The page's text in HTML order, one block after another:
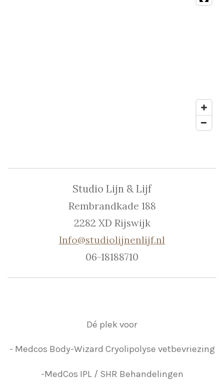
Studio Lijn & Lijf
Rembrandkade 188
2282 XD Rijswijk
Info@studiolijnenlijf.nl
06-18188710
Dé plek voor
- Medcos Body-Wizard Cryolipolyse vetbevriezing
-MedCos IPL / SHR Behandelingen